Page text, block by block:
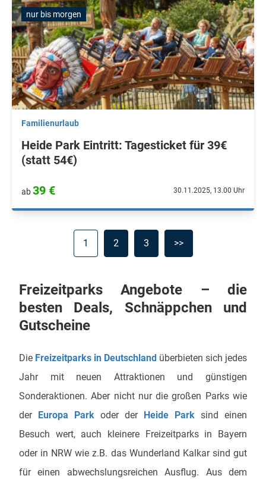
nur bis morgen
Familienurlaub
Heide Park Eintritt: Tagesticket für 39€
(statt 54€)
ab39 € 30.11.2025, 13.00 Uhr
1 2 3 >>
Freizeitparks Angebote – die
besten Deals, Schnäppchen und
Gutscheine
Die Freizeitparks in Deutschland überbieten sich jedes
Jahr mit neuen Attraktionen und günstigen
Sonderaktionen. Aber nicht nur die großen Parks wie
der Europa Park oder der Heide Park sind einen
Besuch wert, auch kleinere Freizeitparks in Bayern
oder in NRW wie z.B. das Wunderland Kalkar sind gut
für einen abwechslungsreichen Ausflug. Aus dem